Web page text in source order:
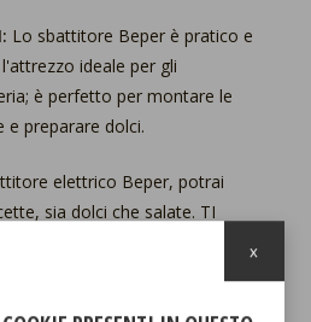
Lo sbattitore Beper è pratico e
ideale per gli
è perfetto per montare le
e preparare dolci.
elettrico Beper, potrai
sia dolci che salate. TI
x